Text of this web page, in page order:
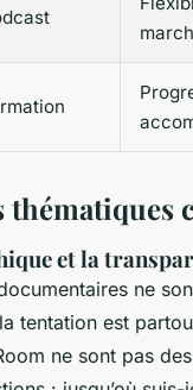
thématiques
et la
ne
tentation est
ne sont pas